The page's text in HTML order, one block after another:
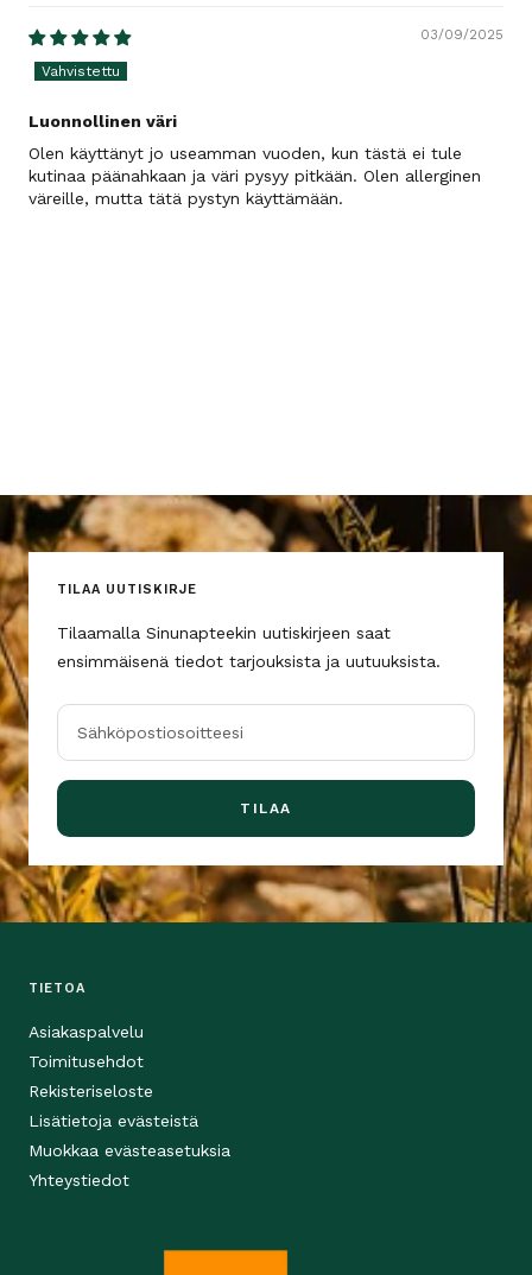
03/09/2025
Luonnollinen väri
Olen käyttänyt jo useamman vuoden, kun tästä ei tule
kutinaa päänahkaan ja väri pysyy pitkään. Olen allerginen
väreille, mutta tätä pystyn käyttämään.
TILAA UUTISKIRJE
Tilaamalla Sinunapteekin uutiskirjeen saat
ensimmäisenä tiedot tarjouksista ja uutuuksista.
Sähköpostiosoitteesi
TILAA
TIETOA
Asiakaspalvelu
Toimitusehdot
Rekisteriseloste
Lisätietoja evästeistä
Muokkaa evästeasetuksia
Yhteystiedot